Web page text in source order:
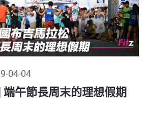
04-04
端午節長周末的理想假期